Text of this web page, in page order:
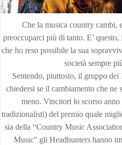
Che la musica country cambi,
preoccuparci più di tanto. E’
che ho reso possibile la sua
società sempre
Sentendo, piuttosto, il gruppo dei
chiedersi se il cambiamento che ne
meno. Vincitori lo scorso
tradizionalisti) del premio quale
sia della “Country Music
Music” gli Headhunters hanno